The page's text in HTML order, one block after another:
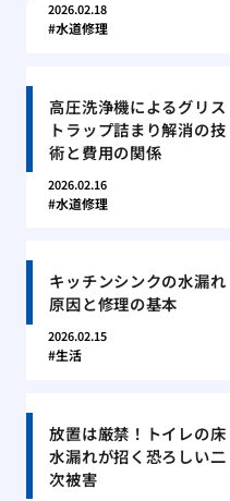
2026.02.18
水道修理
高圧洗浄機によるグリス
トラップ詰まり解消の技
術と費用の関係
2026.02.16
水道修理
キッチンシンクの水漏れ
原因と修理の基本
2026.02.15
生活
放置は厳禁！トイレの床
水漏れが招く恐ろしい二
次被害